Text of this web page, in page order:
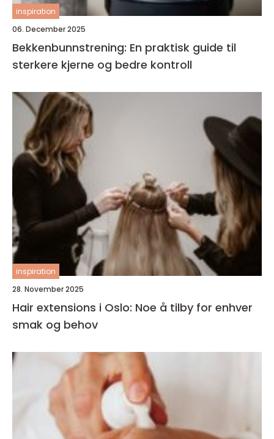
inspiration
06. December 2025
Bekkenbunnstrening: En praktisk guide til
sterkere kjerne og bedre kontroll
inspiration
28. November 2025
Hair extensions i Oslo: Noe å tilby for enhver
smak og behov